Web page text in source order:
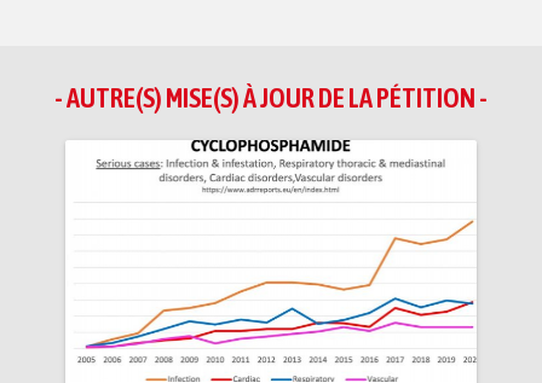
- AUTRE(S) MISE(S) À JOUR DE LA PÉTITION -